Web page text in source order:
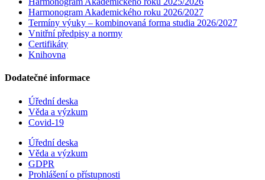
Harmonogram Akademického roku 2026/2027
Termíny výuky – kombinovaná forma studia 2026/2027
Vnitřní předpisy a normy
Certifikáty
Knihovna
Dodatečné informace
Úřední deska
Věda a výzkum
Covid-19
Úřední deska
Věda a výzkum
GDPR
Prohlášení o přístupnosti